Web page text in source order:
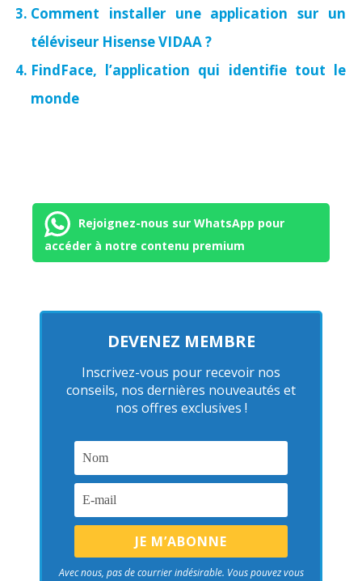
Comment installer une application sur un
téléviseur Hisense VIDAA ?
FindFace, l’application qui identifie tout le
monde
Rejoignez-nous sur WhatsApp pour
accéder à notre contenu premium
DEVENEZ MEMBRE
Inscrivez-vous pour recevoir nos
conseils, nos dernières nouveautés et
nos offres exclusives !
Avec nous, pas de courrier indésirable. Vous pouvez vous